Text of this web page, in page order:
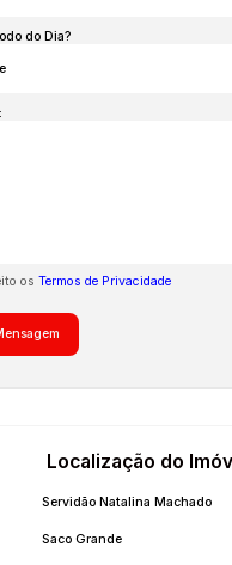
entrega 07/2028
do Dia?
os Termos de Privacidade
Localização do
Servidão Natalina Machado
Saco Grande